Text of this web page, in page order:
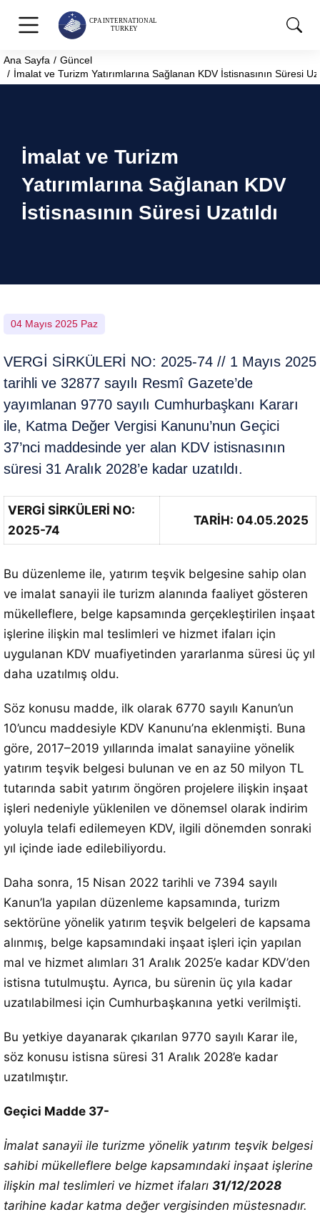
You are here:
Ana Sayfa
Güncel
İmalat ve Turizm Yatırımlarına Sağlanan KDV İstisnasının Süresi
İmalat ve Turizm
Yatırımlarına Sağlanan KDV
İstisnasının Süresi Uzatıldı
04 Mayıs 2025 Paz
VERGİ SİRKÜLERİ NO: 2025-74 // 1 Mayıs 2025
tarihli ve 32877 sayılı Resmî Gazete’de
yayımlanan 9770 sayılı Cumhurbaşkanı Kararı
ile, Katma Değer Vergisi Kanunu’nun Geçici
37’nci maddesinde yer alan KDV istisnasının
süresi 31 Aralık 2028’e kadar uzatıldı.
VERGİ SİRKÜLERİ NO:
2025-74
TARİH: 04.05.2025
Bu düzenleme ile, yatırım teşvik belgesine sahip olan
ve imalat sanayii ile turizm alanında faaliyet gösteren
mükelleflere, belge kapsamında gerçekleştirilen inşaat
işlerine ilişkin mal teslimleri ve hizmet ifaları için
uygulanan KDV muafiyetinden yararlanma süresi üç yıl
daha uzatılmış oldu.
Söz konusu madde, ilk olarak 6770 sayılı Kanun’un
10’uncu maddesiyle KDV Kanunu’na eklenmişti. Buna
göre, 2017–2019 yıllarında imalat sanayiine yönelik
yatırım teşvik belgesi bulunan ve en az 50 milyon TL
tutarında sabit yatırım öngören projelere ilişkin inşaat
işleri nedeniyle yüklenilen ve dönemsel olarak indirim
yoluyla telafi edilemeyen KDV, ilgili dönemden sonraki
yıl içinde iade edilebiliyordu.
Daha sonra, 15 Nisan 2022 tarihli ve 7394 sayılı
Kanun’la yapılan düzenleme kapsamında, turizm
sektörüne yönelik yatırım teşvik belgeleri de kapsama
alınmış, belge kapsamındaki inşaat işleri için yapılan
mal ve hizmet alımları 31 Aralık 2025’e kadar KDV’den
istisna tutulmuştu. Ayrıca, bu sürenin üç yıla kadar
uzatılabilmesi için Cumhurbaşkanına yetki verilmişti.
Bu yetkiye dayanarak çıkarılan 9770 sayılı Karar ile,
söz konusu istisna süresi 31 Aralık 2028’e kadar
uzatılmıştır.
Geçici Madde 37-
İmalat sanayii ile turizme yönelik yatırım teşvik belgesi
sahibi mükelleflere belge kapsamındaki inşaat işlerine
ilişkin mal teslimleri ve hizmet ifaları 31/12/2028
tarihine kadar katma değer vergisinden müstesnadır.